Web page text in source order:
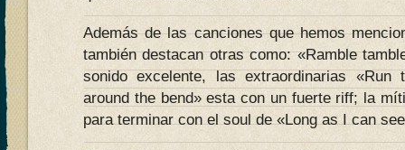
Además de las canciones que hemos
también destacan otras como: «Ramble
sonido excelente, las extraordinarias
around the bend» esta con un fuerte riff; la
para terminar con el soul de «Long as I can